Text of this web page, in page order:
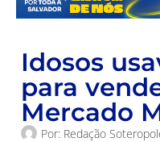
Idosos
para
Mercado
Por: Redação